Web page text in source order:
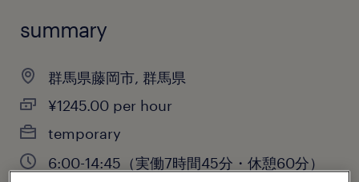
summary
群馬県藤岡市, 群馬県
¥1245.00 per hour
temporary
6:00-14:45（実働7時間45分・休憩60分）